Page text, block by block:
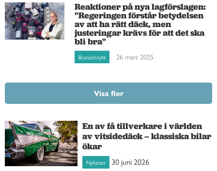
Reaktioner på nya lagförslagen:
"Regeringen förstår betydelsen
av att ha rätt däck, men
justeringar krävs för att det ska
bli bra"
Branschnytt 26 mars 2025
Visa fler
En av få tillverkare i världen
av vitsidedäck – klassiska bilar
ökar
Nyheter 30 juni 2026